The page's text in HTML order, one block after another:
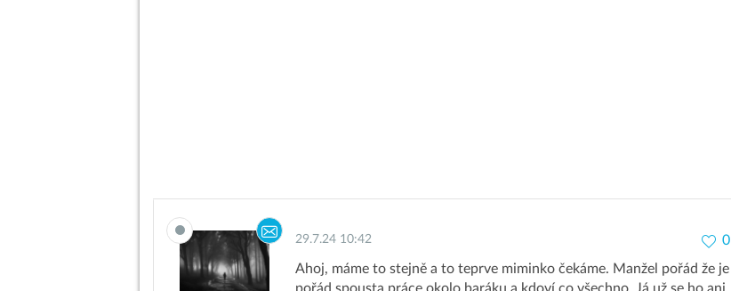
29.7.24 10:42
0
Ahoj, máme to stejně a to teprve miminko čekáme. Manžel pořád že je